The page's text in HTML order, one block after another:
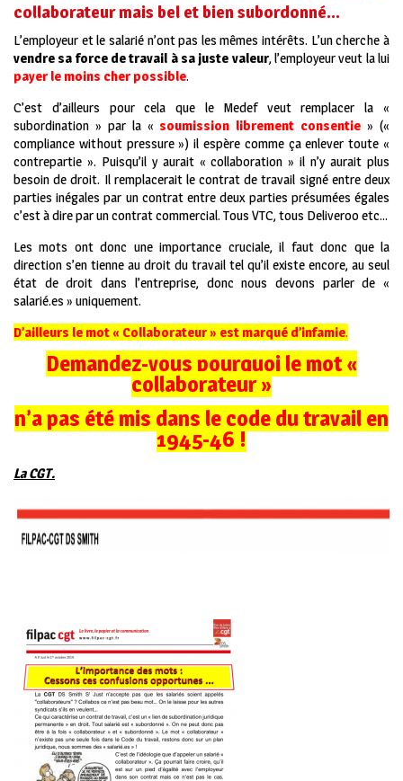
collaborateur mais bel et bien subordonné…
L’employeur et le salarié n’ont pas les mêmes intérêts. L’un cherche à
vendre sa force de travail à sa juste valeur, l’employeur veut la lui
payer le moins cher possible.
C’est d’ailleurs pour cela que le Medef veut remplacer la «
subordination » par la « soumission librement consentie » («
compliance without pressure ») il espère comme ça enlever toute «
contrepartie ». Puisqu’il y aurait « collaboration » il n’y aurait plus
besoin de droit. Il remplacerait le contrat de travail signé entre deux
parties inégales par un contrat entre deux parties présumées égales
c’est à dire par un contrat commercial. Tous VTC, tous Deliveroo etc…
Les mots ont donc une importance cruciale, il faut donc que la
direction s’en tienne au droit du travail tel qu’il existe encore, au seul
état de droit dans l’entreprise, donc nous devons parler de «
salarié.es » uniquement.
D’ailleurs le mot « Collaborateur » est marqué d’infamie.
Demandez-vous pourquoi le mot «
collaborateur »
n’a pas été mis dans le code du travail en
1945-46 !
La CGT.